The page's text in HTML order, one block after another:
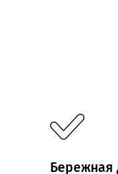
Бережная